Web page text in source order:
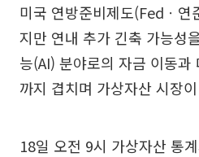
미국 연방준비제도(Fedㆍ연
지만 연내 추가 긴축 가능성
능(AI) 분야로의 자금 이동과
까지 겹치며 가상자산 시장
18일 오전 9시 가상자산 통